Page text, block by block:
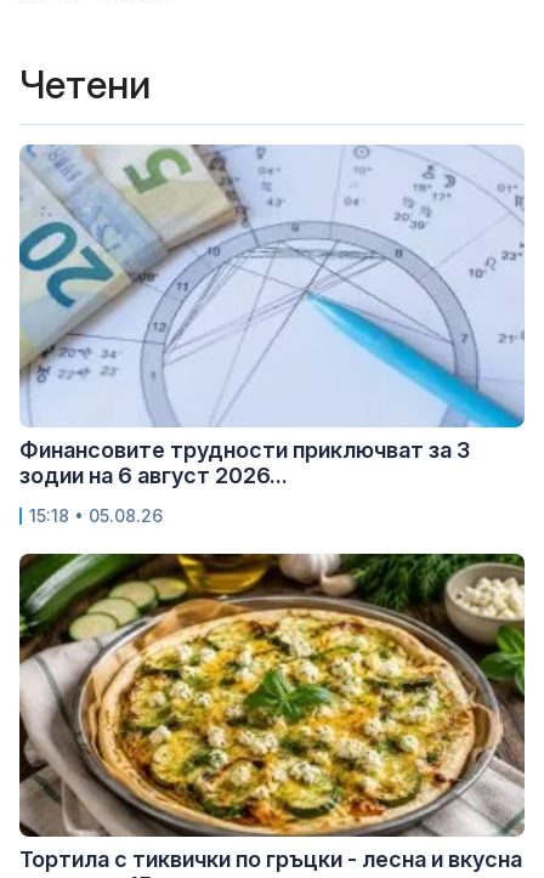
Четени
Финансовите трудности приключват за 3
зодии на 6 август 2026...
15:18 • 05.08.26
Тортила с тиквички по гръцки - лесна и вкусна